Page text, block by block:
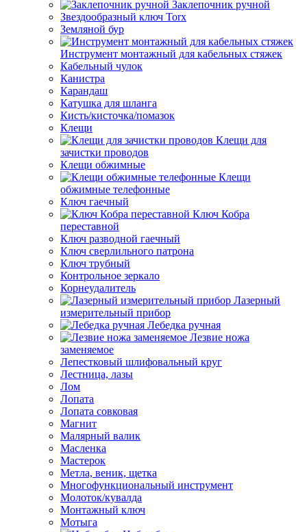
Заклепочник ручной
Звездообразный ключ Torx
Земляной бур
Инструмент монтажный для кабельных стяжек
Кабельный чулок
Канистра
Карандаш
Катушка для шланга
Кисть/кисточка/помазок
Клещи
Клещи для
зачистки проводов
Клещи обжимные
Клещи
обжимные телефонные
Ключ гаечный
Ключ Кобра
переставной
Ключ разводной гаечный
Ключ сверлильного патрона
Ключ трубный
Контрольное зеркало
Корнеудалитель
Лазерный
измерительный прибор
Лебедка ручная
Лезвие ножа
заменяемое
Лепестковый шлифовальный круг
Лестница, лазы
Лом
Лопата
Лопата совковая
Магнит
Малярный валик
Масленка
Мастерок
Метла, веник, щетка
Многофункциональный инструмент
Молоток/кувалда
Монтажный ключ
Мотыга